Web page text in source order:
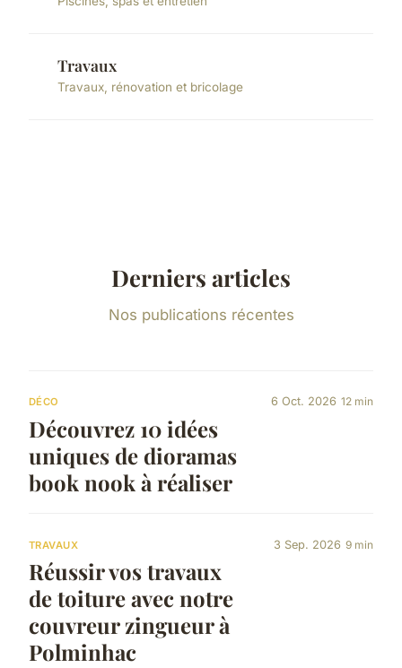
Travaux
Travaux, rénovation et bricolage
Derniers articles
Nos publications récentes
DÉCO
Découvrez 10 idées
uniques de dioramas
book nook à réaliser
6 Oct. 2026 12 min
TRAVAUX
Réussir vos travaux
de toiture avec notre
couvreur zingueur à
Polminhac
3 Sep. 2026 9 min